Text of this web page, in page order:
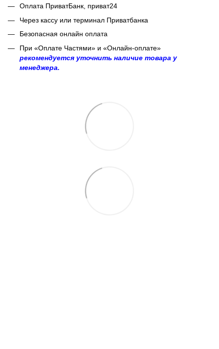
Оплата ПриватБанк, приват24
Через кассу или терминал Приватбанка
Безопасная онлайн оплата
При «Оплате Частями» и «Онлайн-оплате»
рекомендуется уточнить наличие товара у
менеджера.